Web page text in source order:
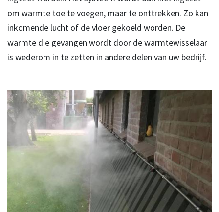
om warmte toe te voegen, maar te onttrekken. Zo kan
inkomende lucht of de vloer gekoeld worden. De
warmte die gevangen wordt door de warmtewisselaar
is wederom in te zetten in andere delen van uw bedrijf.